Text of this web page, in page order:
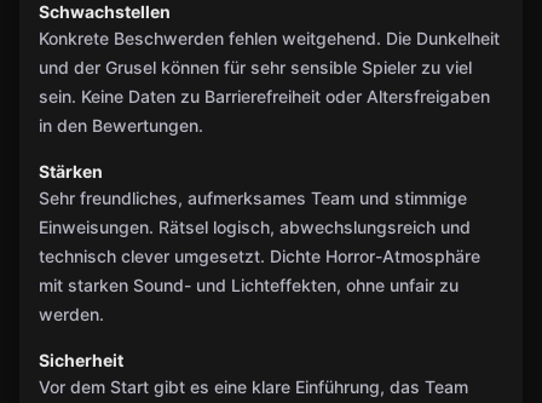
Schwachstellen
Konkrete Beschwerden fehlen weitgehend. Die Dunkelheit
und der Grusel können für sehr sensible Spieler zu viel
sein. Keine Daten zu Barrierefreiheit oder Altersfreigaben
in den Bewertungen.
Stärken
Sehr freundliches, aufmerksames Team und stimmige
Einweisungen. Rätsel logisch, abwechslungsreich und
technisch clever umgesetzt. Dichte Horror-Atmosphäre
mit starken Sound- und Lichteffekten, ohne unfair zu
werden.
Sicherheit
Vor dem Start gibt es eine klare Einführung, das Team